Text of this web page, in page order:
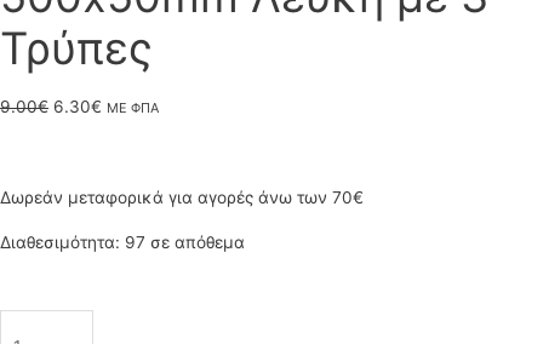
Τρύπες
9.00€ Original
was:
9.00€.
6.30€ Η
τιμή
είναι:
ΜΕ ΦΠΑ
Δωρεάν μεταφορικά για αγορές άνω των 70€
Διαθεσιμότητα: 97 σε απόθεμα